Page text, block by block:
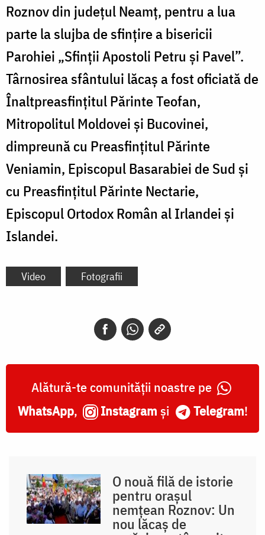
Roznov din județul Neamț, pentru a lua
parte la slujba de sfințire a bisericii
Parohiei „Sfinții Apostoli Petru și Pavel”.
Târnosirea sfântului lăcaș a fost oficiată de
Înaltpreasfințitul Părinte Teofan,
Mitropolitul Moldovei și Bucovinei,
dimpreună cu Preasfințitul Părinte
Veniamin, Episcopul Basarabiei de Sud și
cu Preasfințitul Părinte Nectarie,
Episcopul Ortodox Român al Irlandei și
Islandei.
Video Fotografii
Alătură-te comunității noastre pe
WhatsApp, Instagram și Telegram!
O nouă filă de istorie
pentru orașul
nemțean Roznov: Un
nou lăcaș de